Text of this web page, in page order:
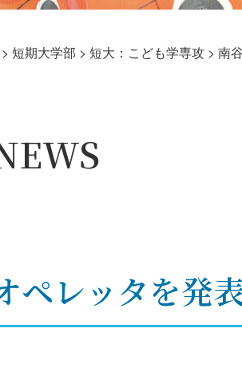
> 短期大学部 > 短大：こども学専攻 > 南
ペレッタを発